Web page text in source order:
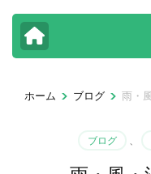
ホーム > ブログ > 雨・
ブログ 、